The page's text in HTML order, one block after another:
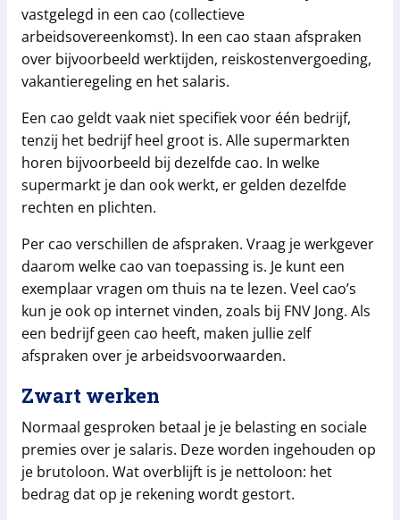
vastgelegd in een cao (collectieve
arbeidsovereenkomst). In een cao staan afspraken
over bijvoorbeeld werktijden, reiskostenvergoeding,
vakantieregeling en het salaris.
Een cao geldt vaak niet specifiek voor één bedrijf,
tenzij het bedrijf heel groot is. Alle supermarkten
horen bijvoorbeeld bij dezelfde cao. In welke
supermarkt je dan ook werkt, er gelden dezelfde
rechten en plichten.
Per cao verschillen de afspraken. Vraag je werkgever
daarom welke cao van toepassing is. Je kunt een
exemplaar vragen om thuis na te lezen. Veel cao’s
kun je ook op internet vinden, zoals bij FNV Jong. Als
een bedrijf geen cao heeft, maken jullie zelf
afspraken over je arbeidsvoorwaarden.
Zwart werken
Normaal gesproken betaal je je belasting en sociale
premies over je salaris. Deze worden ingehouden op
je brutoloon. Wat overblijft is je nettoloon: het
bedrag dat op je rekening wordt gestort.